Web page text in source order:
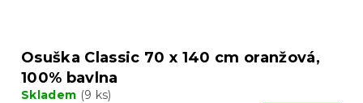
Osuška Classic 70 x 140 cm oranžová,
100% bavlna
Skladem (9 ks)